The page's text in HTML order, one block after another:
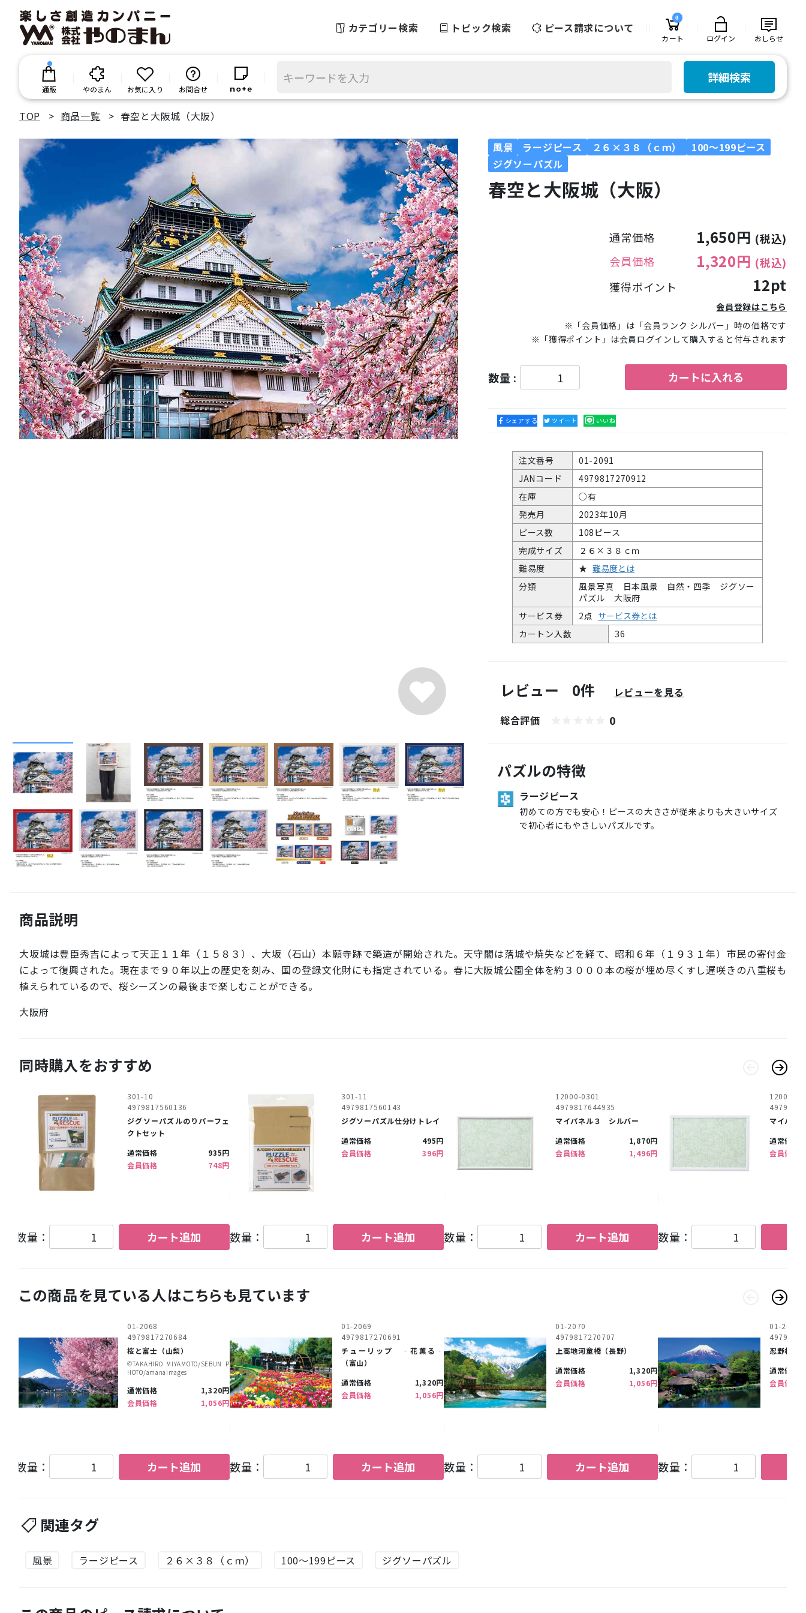
カテゴリー検索 トピック検索 ピース請求について
0
カート ログイン おしらせ
通販 やのまん お気に入り お問合せ
詳細検索
TOP 商品一覧 春空と大阪城（大阪）
風景 ラージピース ２６×３８（ｃｍ）
100～199ピース
ジグソーパズル
春空と大阪城（大阪）
通常価格 1,650円 (税込)
会員価格
1,320円 (税込)
獲得ポイント
12pt
会員登録はこちら
※「会員価格」は「会員ランク シルバー」時の価格です
※「獲得ポイント」は会員ログインして購入すると付与されます
数量 : カートに入れる
シェアする ツイート いいね
注文番号
01-2091
JANコード
4979817270912
在庫
○有
発売月
2023年10月
ピース数
108ピース
完成サイズ
２６×３８ｃｍ
難易度
★ 難易度とは
分類
風景写真 日本風景 自然・四季 ジグソー
パズル 大阪府
サービス券
2点 サービス券とは
カートン入数
36
レビュー 0件
レビューを見る
総合評価
0
パズルの特徴
ラージピース
初めての方でも安心！ピースの大きさが従来よりも大きいサイズ
で初心者にもやさしいパズルです。
商品説明
大坂城は豊臣秀吉によって天正１１年（１５８３）、大坂（石山）本願寺跡で築造が開始された。天守閣は落城や焼失などを経て、昭和６年（１９３１年）市民の寄付金
によって復興された。現在まで９０年以上の歴史を刻み、国の登録文化財にも指定されている。春に大阪城公園全体を約３０００本の桜が埋め尽くすし遅咲きの八重桜も
植えられているので、桜シーズンの最後まで楽しむことができる。
大阪府
同時購入をおすすめ
301-10
4979817560136
ジグソーパズルのりパーフェ
クトセット
通常価格
935円
会員価格
748円
数量： カート追加
301-11
4979817560143
ジグソーパズル仕分けトレイ
通常価格
495円
会員価格
396円
数量： カート追加
12000-0301
4979817644935
マイパネル３ シルバー
通常価格
1,870円
会員価格
1,496円
数量： カート追加
12000-
マイパネ
通常価格
会員価格
数量：
この商品を見ている人はこちらも見ています
01-2068
4979817270684
桜と富士（山梨）
©︎TAKAHIRO MIYAMOTO/SEBUN P
HOTO/amanaimages
通常価格
1,320円
会員価格
1,056円
数量： カート追加
01-2069
4979817270691
チューリップ ‐花薫る‐
（富山）
通常価格
1,320円
会員価格
1,056円
数量： カート追加
01-2070
4979817270707
上高地河童橋（長野）
通常価格
1,320円
会員価格
1,056円
数量： カート追加
01-2073
忍野村よ
通常価格
会員価格
数量：
関連タグ
風景 ラージピース ２６×３８（ｃｍ） 100～199ピース ジグソーパズル